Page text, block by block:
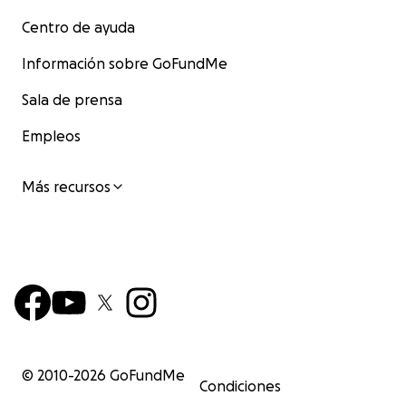
Centro de ayuda
Información sobre GoFundMe
Sala de prensa
Empleos
Más recursos
© 2010-2026 GoFundMe
Condiciones